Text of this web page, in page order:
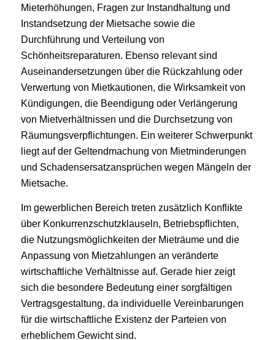
Mieterhöhungen, Fragen zur Instandhaltung und
Instandsetzung der Mietsache sowie die
Durchführung und Verteilung von
Schönheitsreparaturen. Ebenso relevant sind
Auseinandersetzungen über die Rückzahlung oder
Verwertung von Mietkautionen, die Wirksamkeit von
Kündigungen, die Beendigung oder Verlängerung
von Mietverhältnissen und die Durchsetzung von
Räumungsverpflichtungen. Ein weiterer Schwerpunkt
liegt auf der Geltendmachung von Mietminderungen
und Schadensersatzansprüchen wegen Mängeln der
Mietsache.
Im gewerblichen Bereich treten zusätzlich Konflikte
über Konkurrenzschutzklauseln, Betriebspflichten,
die Nutzungsmöglichkeiten der Mieträume und die
Anpassung von Mietzahlungen an veränderte
wirtschaftliche Verhältnisse auf. Gerade hier zeigt
sich die besondere Bedeutung einer sorgfältigen
Vertragsgestaltung, da individuelle Vereinbarungen
für die wirtschaftliche Existenz der Parteien von
erheblichem Gewicht sind.